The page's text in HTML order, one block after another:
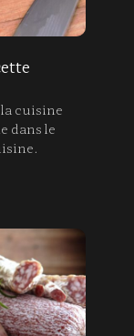
cuisine
dans le